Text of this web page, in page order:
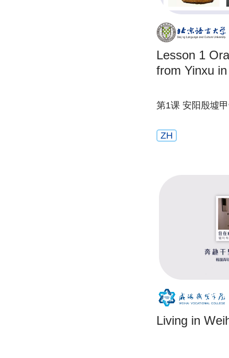
Lesson 1 Oracle Bone Inscriptions
from Yinxu
第1课 安阳殷墟
ZH
Living in